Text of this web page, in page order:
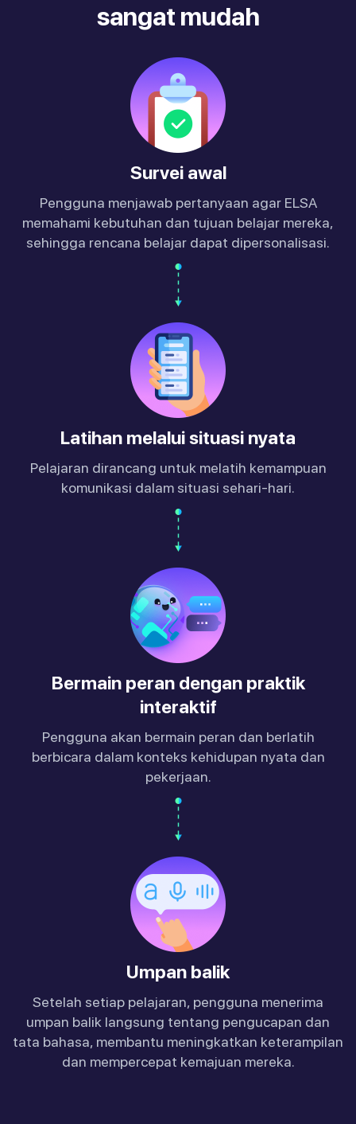
sangat mudah
Survei awal
Pengguna menjawab pertanyaan agar ELSA
memahami kebutuhan dan tujuan belajar mereka,
sehingga rencana belajar dapat dipersonalisasi.
Latihan melalui situasi nyata
Pelajaran dirancang untuk melatih kemampuan
komunikasi dalam situasi sehari-hari.
Bermain peran dengan praktik
interaktif
Pengguna akan bermain peran dan berlatih
berbicara dalam konteks kehidupan nyata dan
pekerjaan.
Umpan balik
Setelah setiap pelajaran, pengguna menerima
umpan balik langsung tentang pengucapan dan
tata bahasa, membantu meningkatkan keterampilan
dan mempercepat kemajuan mereka.